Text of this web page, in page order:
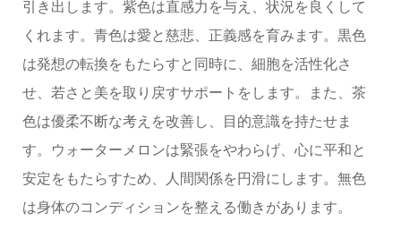
引き出します。紫色は直感力を与え、状況を良くして
くれます。青色は愛と慈悲、正義感を育みます。黒色
は発想の転換をもたらすと同時に、細胞を活性化さ
せ、若さと美を取り戻すサポートをします。また、茶
色は優柔不断な考えを改善し、目的意識を持たせま
す。ウォーターメロンは緊張をやわらげ、心に平和と
安定をもたらすため、人間関係を円滑にします。無色
は身体のコンディションを整える働きがあります。